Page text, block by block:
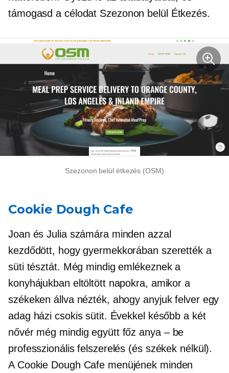
támogasd a célodat Szezonon belül Étkezés.
Szezonon belül étkezés (OSM)
Cookie Dough Cafe
Joan és Julia számára minden azzal
kezdődött, hogy gyermekkorában szerették a
süti tésztát. Még mindig emlékeznek a
konyhájukban eltöltött napokra, amikor a
székeken állva nézték, ahogy anyjuk felver egy
adag házi csokis sütit. Évekkel később a két
nővér még mindig együtt főzanya – be
professzionális felszerelés (és székek nélkül).
A Cookie Dough Cafe menüjének minden